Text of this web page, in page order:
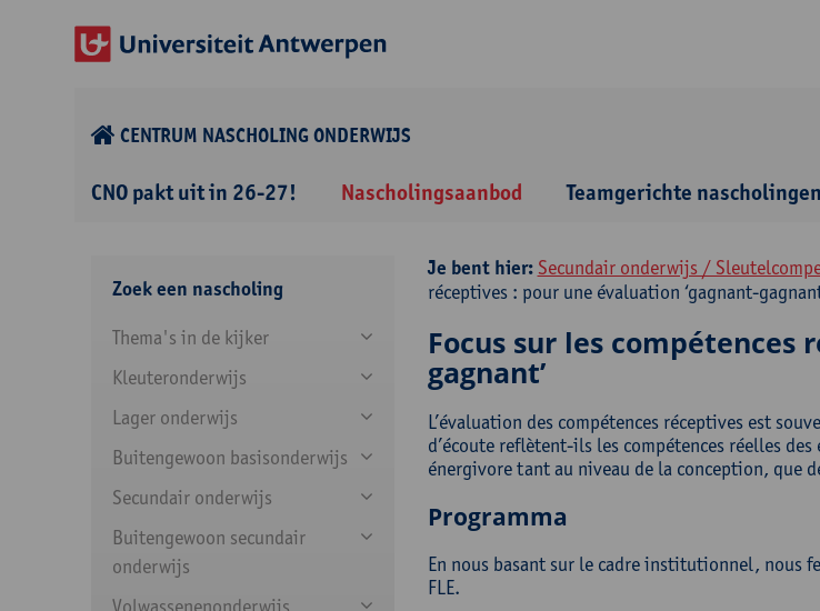
CENTRUM NASCHOLING ONDERWIJS
CNO pakt uit in 26-27! Nascholingsaanbod Teamgerichte nascholingen
Zoek een nascholing
Thema's in de kijker
Kleuteronderwijs
Lager onderwijs
Buitengewoon basisonderwijs
Secundair onderwijs
Buitengewoon secundair
onderwijs
Volwassenenonderwijs
Je bent hier: Secundair onderwijs /
réceptives : pour une évaluation ‘gagnant-
Focus sur les compétences
gagnant’
L’évaluation des compétences réceptives est
d’écoute reflètent-ils les compétences réelles
énergivore tant au niveau de la conception, que
Programma
En nous basant sur le cadre institutionnel, nous
FLE.